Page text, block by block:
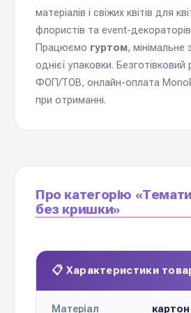
матеріалів і свіжих квітів для
флористів та event-
Працюємо гуртом,
однієї упаковки.
ФОП/ТОВ, онлайн-оплата
при отриманні.
Про категорію
без кришки»
📋 Характеристики
Матеріал